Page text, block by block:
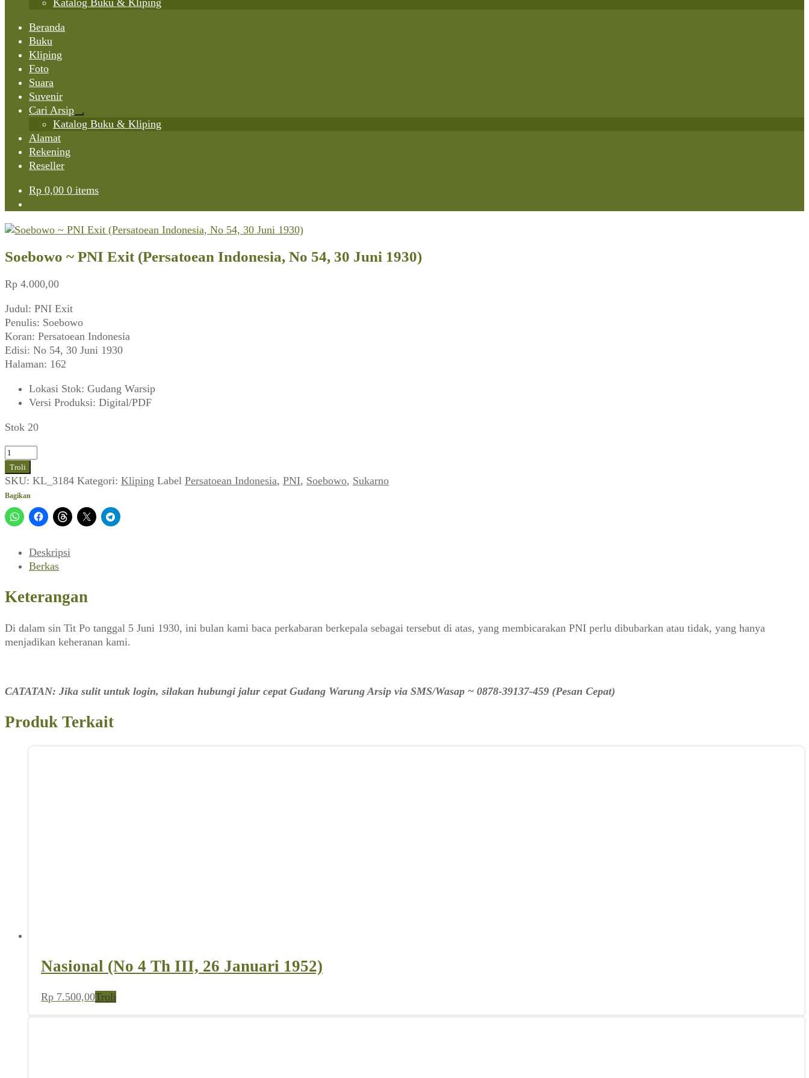
Katalog Buku & Kliping
Beranda
Buku
Kliping
Foto
Suara
Suvenir
Cari Arsip
Expand
child
Katalog Buku & Kliping
Alamat
Rekening
Reseller
Rp 0,00 0 items
Soebowo ~ PNI Exit (Persatoean Indonesia, No 54, 30 Juni 1930)
Rp 4.000,00
Judul: PNI Exit
Penulis: Soebowo
Koran: Persatoean Indonesia
Edisi: No 54, 30 Juni 1930
Halaman: 162
Lokasi Stok: Gudang Warsip
Versi Produksi: Digital/PDF
Stok 20
Kuantitas
Soebowo
~
PNI
Exit
(Persatoean
Juni
1930)
Troli
SKU: KL_3184 Kategori: Kliping Label Persatoean Indonesia, PNI, Soebowo, Sukarno
Bagikan
Deskripsi
Berkas
Keterangan
Di dalam sin Tit Po tanggal 5 Juni 1930, ini bulan kami baca perkabaran berkepala sebagai tersebut di atas, yang membicarakan PNI perlu dibubarkan atau tidak, yang hanya
menjadikan keheranan kami.
CATATAN: Jika sulit untuk login, silakan hubungi jalur cepat Gudang Warung Arsip via SMS/Wasap ~ 0878-39137-459 (Pesan Cepat)
Produk Terkait
Nasional (No 4 Th III, 26 Januari 1952)
Rp 7.500,00Troli